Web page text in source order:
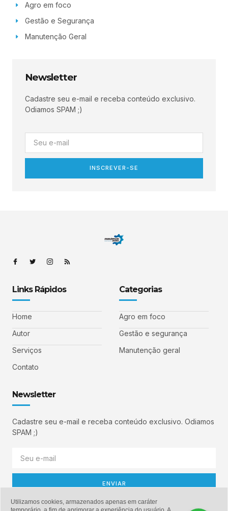
Agro em foco
Gestão e Segurança
Manutenção Geral
Newsletter
Cadastre seu e-mail e receba conteúdo exclusivo.
Odiamos SPAM ;)
INSCREVER-SE
Links Rápidos
Home
Autor
Serviços
Contato
Categorias
Agro em foco
Gestão e segurança
Manutenção geral
Newsletter
Cadastre seu e-mail e receba conteúdo exclusivo. Odiamos
SPAM ;)
ENVIAR
Utilizamos cookies, armazenados apenas em caráter